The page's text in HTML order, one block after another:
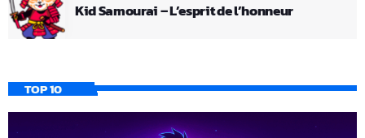
Kid Samourai – L’esprit de l’honneur
TOP 10